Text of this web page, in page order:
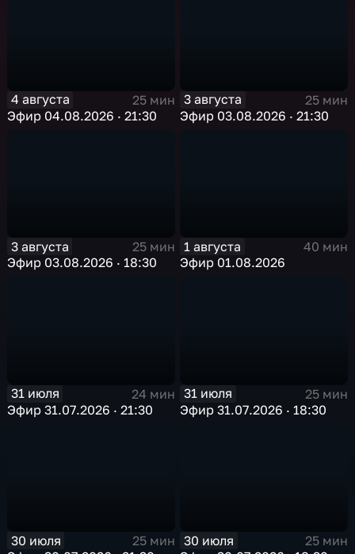
4 августа
25 мин
Эфир 04.08.2026 · 21:30
3 августа
25 мин
Эфир 03.08.2026 · 21:30
3 августа
25 мин
Эфир 03.08.2026 · 18:30
1 августа
40 мин
Эфир 01.08.2026
31 июля
24 мин
Эфир 31.07.2026 · 21:30
31 июля
25 мин
Эфир 31.07.2026 · 18:30
30 июля
25 мин
30 июля
25 мин